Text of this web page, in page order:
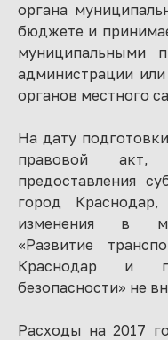
органа
бюджете и
муниципальными
администрации
органов местного
На дату
правовой акт,
предоставления
город Краснодар,
изменения в
«Развитие
Краснодар и
безопасности» не
Расходы на 2017